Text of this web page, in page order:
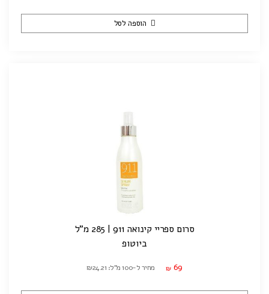
הוספה לסל
סרום ספריי קינואה 911 | 285 מ"ל
ביוטופ
₪ 69 מחיר ל-100 מ"ל: ₪24.21